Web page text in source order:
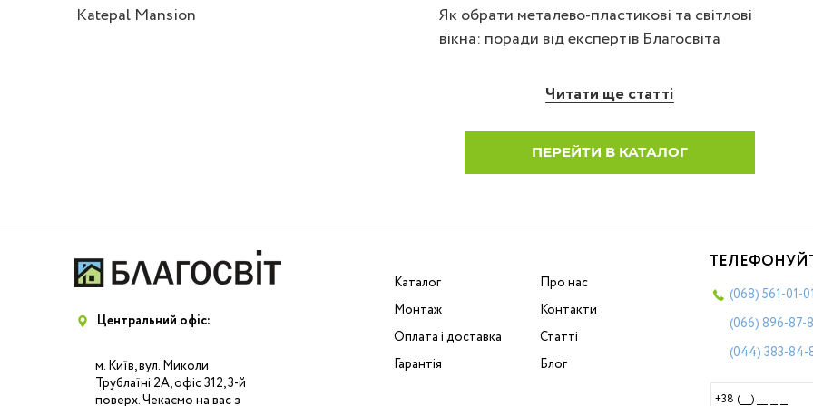
Katepal Mansion
Як обрати металево-пластикові та світлові
вікна: поради від експертів Благосвіта
Читати ще статті
ПЕРЕЙТИ В КАТАЛОГ
Центральний офіс:
м. Київ, вул. Миколи
Трублаїні 2А, офіс 312, 3-й
поверх. Чекаємо на вас з
Каталог
Монтаж
Оплата і доставка
Гарантія
Про нас
Контакти
Статті
Блог
(068) 561-01-01
(066) 896-87-
(044) 383-84-